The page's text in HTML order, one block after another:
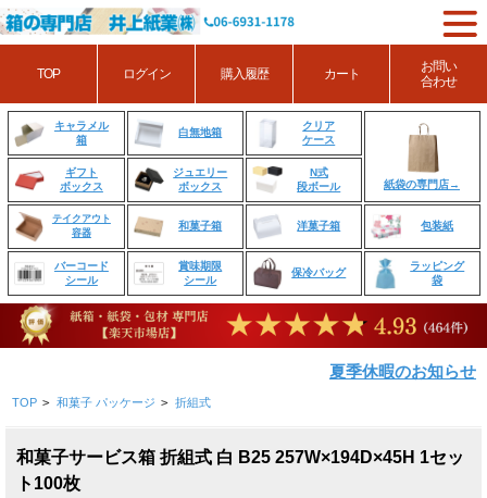
キャラメル
箱
白無地箱
クリア
ケース
紙袋の専門店→
ギフト
ボックス
ジュエリー
ボックス
N式
段ボール
テイクアウト
容器
和菓子箱 洋菓子箱 包装紙
バーコード
シール
賞味期限
シール
保冷バッグ
ラッピング
袋
夏季休暇のお知らせ
TOP > 和菓子 パッケージ > 折組式
和菓子サービス箱 折組式 白 B25 257W×194D×45H 1セッ
ト100枚
TOP ログイン 購入履歴 カート
お問い
合わせ